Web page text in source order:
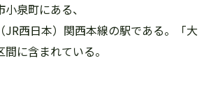
泉町にある、
JR西日本）関西本線の駅である。「大
に含まれている。